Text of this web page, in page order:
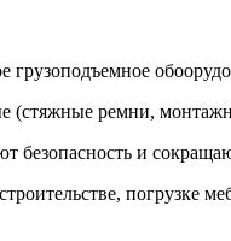
(стяжные ремни,
безопасность и
погрузке